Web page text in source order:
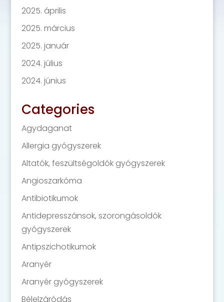
2025. április
2025. március
2025. január
2024. július
2024. június
Categories
Agydaganat
Allergia gyógyszerek
Altatók, feszültségoldók gyógyszerek
Angioszarkóma
Antibiotikumok
Antidepresszánsok, szorongásoldók
gyógyszerek
Antipszichotikumok
Aranyér
Aranyér gyógyszerek
Bélelzáródás